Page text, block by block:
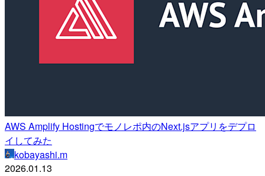
AWS Amplify Hostingでモノレポ内のNext.jsアプリをデプロ
イしてみた
kobayashi.m
2026.01.13